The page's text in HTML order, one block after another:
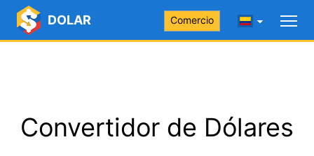
DOLAR Comercio
Convertidor de Dólares